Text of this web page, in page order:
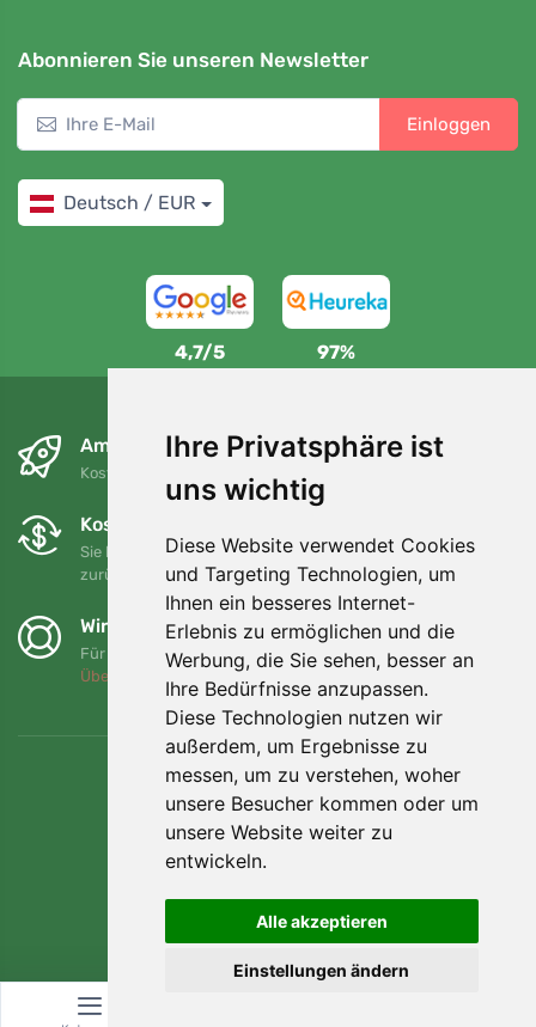
Ihre Privatsphäre ist
uns wichtig
Diese Website verwendet Cookies
und Targeting Technologien, um
Ihnen ein besseres Internet-
Erlebnis zu ermöglichen und die
Werbung, die Sie sehen, besser an
Ihre Bedürfnisse anzupassen.
Diese Technologien nutzen wir
außerdem, um Ergebnisse zu
messen, um zu verstehen, woher
unsere Besucher kommen oder um
unsere Website weiter zu
entwickeln.
Alle akzeptieren
Einstellungen ändern
Abonnieren Sie unseren Newsletter
Einloggen
Deutsch / EUR
4,7/5 97%
Am nächsten Tag und kostenlos
Kostenloser Versand für Bestellungen über 80 EUR
Kostenloser Umtausch und Rückgabe
Sie können Ihre Bestellung jederzeit innerhalb von 90 Tagen
zurückgeben oder umtauschen.
Wir unterstützen Trees.org
Für jede Bestellung pflanzen wir einen Baum! Mehr lesen
Über uns